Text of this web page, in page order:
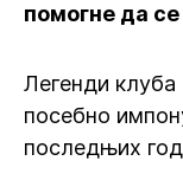
помогне да
Легенди клуба
посебно
последњих